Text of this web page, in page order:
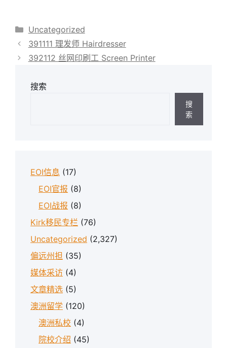
分
类
Uncategorized
391111 理发师 Hairdresser
392112 丝网印刷工 Screen Printer
搜索
搜
索
EOI信息 (17)
EOI官报 (8)
EOI战报 (8)
Kirk移民专栏 (76)
Uncategorized (2,327)
偏远州担 (35)
媒体采访 (4)
文章精选 (5)
澳洲留学 (120)
澳洲私校 (4)
院校介绍 (45)